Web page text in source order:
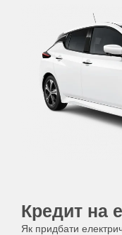
Кредит на
Як придбати